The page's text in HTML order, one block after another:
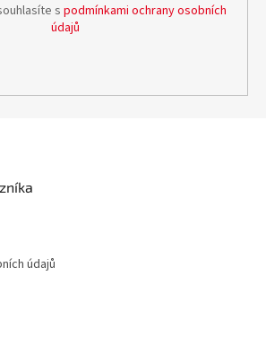
s podmínkami ochrany osobních
údajů
údajů